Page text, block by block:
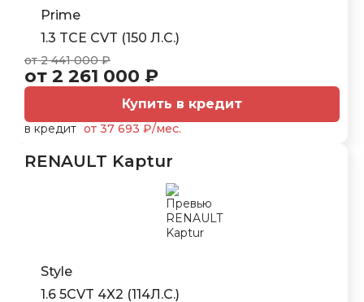
Prime
1.3 TCE CVT (150 Л.С.)
от 2 441 000 ₽
от 2 261 000 ₽
Купить в кредит
в кредит от 37 693 ₽/мес.
RENAULT Kaptur
Style
1.6 5CVT 4X2 (114Л.С.)